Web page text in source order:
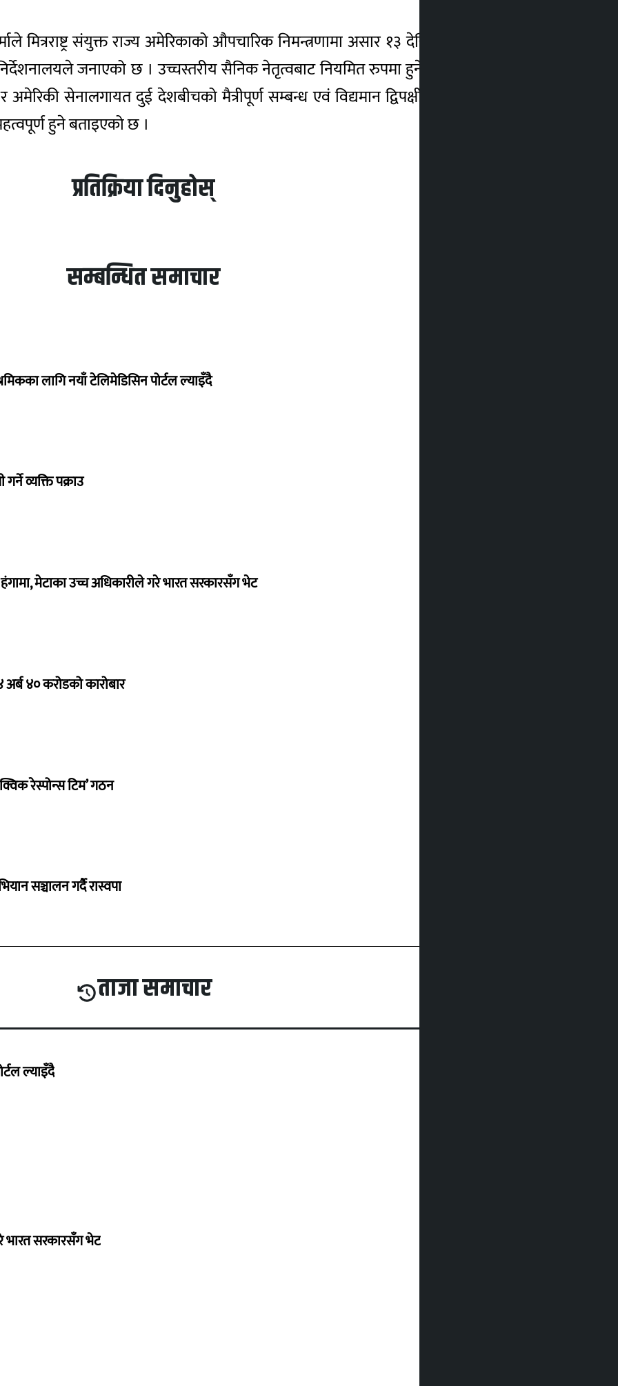
मित्रराष्ट्र संयुक्त राज्य अमेरिकाको औपचारिक निमन्त्रणामा असार १३ देखि १७ गतेसम्म संयुक्त राज्य
जनाएको छ । उच्चस्तरीय सैनिक नेतृत्वबाट नियमित रुपमा हुने गरेको यस प्रकारको भ्रमण,
अमेरिकी सेनालगायत दुई देशबीचको मैत्रीपूर्ण सम्बन्ध एवं विद्यमान द्विपक्षीय सहयोग तथा सहकार्यको
हुने बताइएको छ ।
प्रतिक्रिया दिनुहोस्
सम्बन्धित समाचार
लागि नयाँ टेलिमेडिसिन पोर्टल ल्याइँदै
व्यक्ति पक्राउ
हंगामा, मेटाका उच्च अधिकारीले गरे भारत सरकारसँग भेट
अर्ब ४० करोडको कारोबार
रेस्पोन्स टिम’ गठन
सञ्चालन गर्दै रास्वपा
ताजा समाचार
ल्याइँदै
भारत सरकारसँग भेट